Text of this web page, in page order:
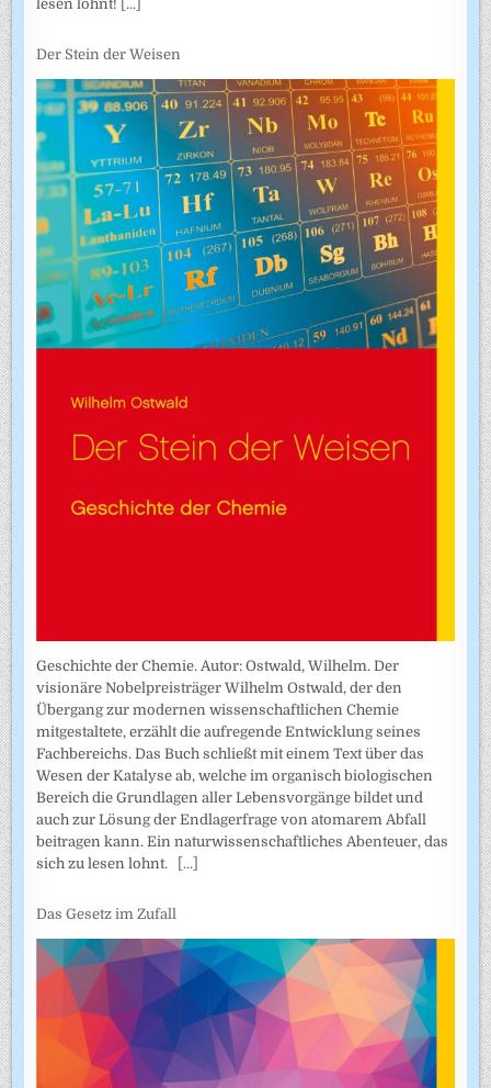
lesen lohnt! [...]
Der Stein der Weisen
Geschichte der Chemie. Autor: Ostwald, Wilhelm. Der
visionäre Nobelpreisträger Wilhelm Ostwald, der den
Übergang zur modernen wissenschaftlichen Chemie
mitgestaltete, erzählt die aufregende Entwicklung seines
Fachbereichs. Das Buch schließt mit einem Text über das
Wesen der Katalyse ab, welche im organisch biologischen
Bereich die Grundlagen aller Lebensvorgänge bildet und
auch zur Lösung der Endlagerfrage von atomarem Abfall
beitragen kann. Ein naturwissenschaftliches Abenteuer, das
sich zu lesen lohnt.
[...]
Das Gesetz im Zufall